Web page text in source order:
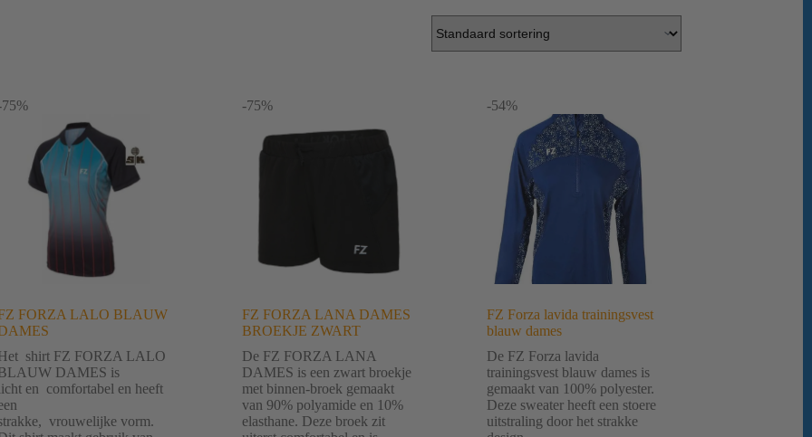
FORZA LALO BLAUW
shirt FZ FORZA LALO
DAMES is
en comfortabel en heeft
vrouwelijke vorm.
-75%
FZ FORZA LANA DAMES
BROEKJE ZWART
De FZ FORZA LANA
DAMES is een zwart broekje
met binnen-broek gemaakt
van 90% polyamide en 10%
elasthane. Deze broek zit
-54%
FZ Forza lavida trainingsvest
blauw dames
De FZ Forza lavida
trainingsvest blauw dames is
gemaakt van 100% polyester.
Deze sweater heeft een stoere
uitstraling door het strakke